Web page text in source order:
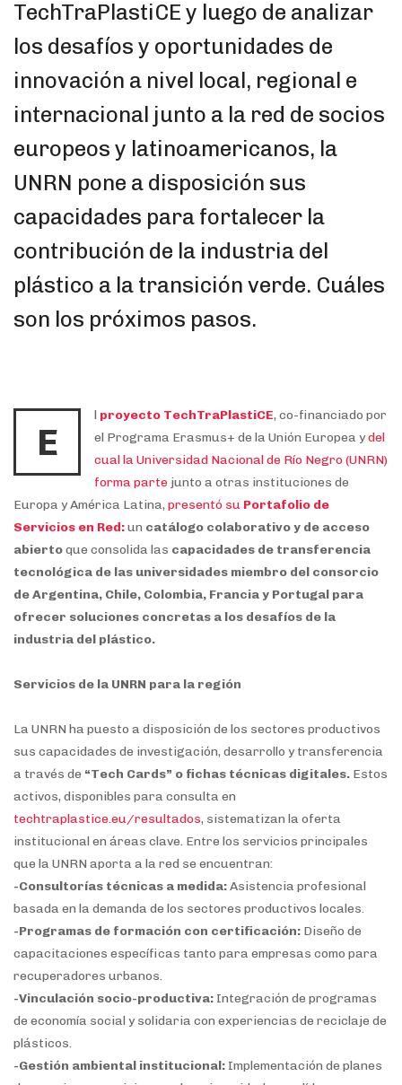
TechTraPlastiCE y luego de analizar
los desafíos y oportunidades de
innovación a nivel local, regional e
internacional junto a la red de socios
europeos y latinoamericanos, la
UNRN pone a disposición sus
capacidades para fortalecer la
contribución de la industria del
plástico a la transición verde. Cuáles
son los próximos pasos.
E
l proyecto TechTraPlastiCE, co-financiado por
el Programa Erasmus+ de la Unión Europea ydel
cual la Universidad Nacional de Río Negro (UNRN)
forma parte junto a otras instituciones de
Europa y América Latina, presentó su Portafolio de
Servicios en Red:un catálogo colaborativo y de acceso
abiertoque consolida las capacidades de transferencia
tecnológica de las universidades miembro del consorcio
de Argentina, Chile, Colombia, Francia y Portugal para
ofrecer soluciones concretas a los desafíos de la
industria del plástico.
Servicios de la UNRN para la región
La UNRN ha puesto a disposición de los sectores productivos
sus capacidades de investigación, desarrollo y transferencia
a través de “Tech Cards” o fichas técnicas digitales. Estos
activos, disponibles para consulta en
techtraplastice.eu/resultados, sistematizan la oferta
institucional en áreas clave. Entre los servicios principales
que la UNRN aporta a la red se encuentran:
-Consultorías técnicas a medida:Asistencia profesional
basada en la demanda de los sectores productivos locales.
-Programas de formación con certificación: Diseño de
capacitaciones específicas tanto para empresas como para
recuperadores urbanos.
-Vinculación socio-productiva: Integración de programas
de economía social y solidaria con experiencias de reciclaje de
plásticos.
-Gestión ambiental institucional: Implementación de planes